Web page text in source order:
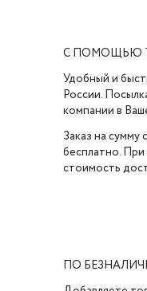
С ПОМОЩЬЮ
Удобный и
России.
компании в
Заказ на сумму
бесплатно. При
стоимость
ПО